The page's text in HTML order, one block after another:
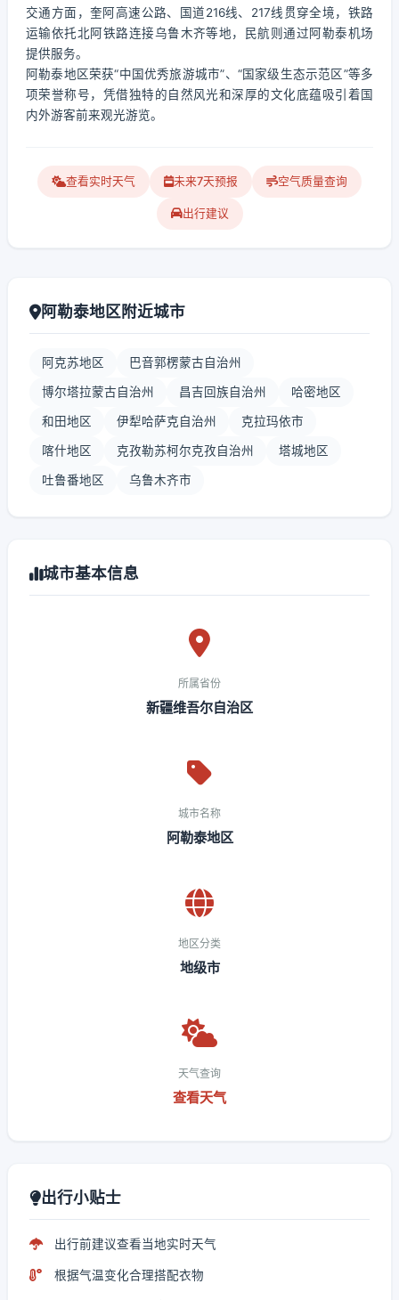
交通方面，奎阿高速公路、国道216线、217线贯穿全境，铁路
运输依托北阿铁路连接乌鲁木齐等地，民航则通过阿勒泰机场
提供服务。
阿勒泰地区荣获“中国优秀旅游城市”、“国家级生态示范区”等多
项荣誉称号，凭借独特的自然风光和深厚的文化底蕴吸引着国
内外游客前来观光游览。
查看实时天气 未来7天预报 空气质量查询
出行建议
阿勒泰地区附近城市
阿克苏地区 巴音郭楞蒙古自治州
博尔塔拉蒙古自治州 昌吉回族自治州 哈密地区
和田地区 伊犁哈萨克自治州 克拉玛依市
喀什地区 克孜勒苏柯尔克孜自治州 塔城地区
吐鲁番地区 乌鲁木齐市
城市基本信息
所属省份
新疆维吾尔自治区
城市名称
阿勒泰地区
地区分类
地级市
天气查询
查看天气
出行小贴士
出行前建议查看当地实时天气
根据气温变化合理搭配衣物